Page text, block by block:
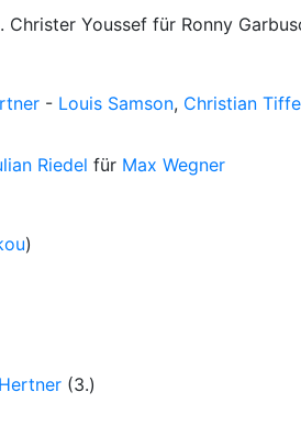
Youssef für Ronny
- Louis Samson, Christian
Riedel für Max Wegner
)
(3.)